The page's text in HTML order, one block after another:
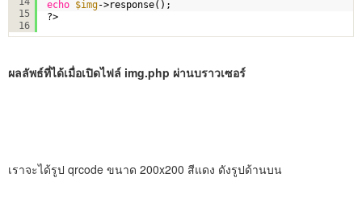
15
16
echo $img->response();
?>
ผลลัพธ์ที่ได้เมื่อเปิดไฟล์ img.php ผ่านบราวเซอร์
เราจะได้รูป qrcode ขนาด 200x200 สีแดง ดังรูปด้านบน